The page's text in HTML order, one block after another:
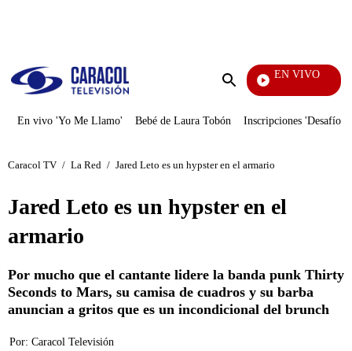
Enviar
EN VIVO
Yo Me Llamo
En vivo 'Yo Me Llamo' Bebé de Laura Tobón Inscripciones 'Desafío'
Caracol TV / La Red / Jared Leto es un hypster en el armario
Jared Leto es un hypster en el
armario
Por mucho que el cantante lidere la banda punk Thirty
Seconds to Mars, su camisa de cuadros y su barba
anuncian a gritos que es un incondicional del brunch
Por: Caracol Televisión